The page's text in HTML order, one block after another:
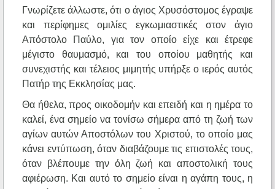
Γνωρίζετε άλλωστε, ότι ο άγιος Χρυσόστομος έγραψε
και περίφημες ομιλίες εγκωμιαστικές στον άγιο
Απόστολο Παύλο, για τον οποίο είχε και έτρεφε
μέγιστο θαυμασμό, και του οποίου μαθητής και
συνεχιστής και τέλειος μιμητής υπήρξε ο ιερός αυτός
Πατήρ της Εκκλησίας μας.
Θα ήθελα, προς οικοδομήν και επειδή και η ημέρα το
καλεί, ένα σημείο να τονίσω σήμερα από τη ζωή των
αγίων αυτών Αποστόλων του Χριστού, το οποίο μας
κάνει εντύπωση, όταν διαβάζουμε τις επιστολές τους,
όταν βλέπουμε την όλη ζωή και αποστολική τους
αφιέρωση. Και αυτό το σημείο είναι η αγάπη τους, η